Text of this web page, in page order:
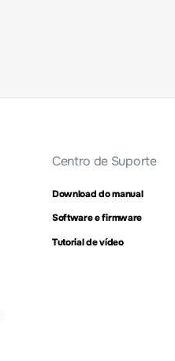
Centro de Suporte
Download do manual
Software e firmware
Tutorial de vídeo